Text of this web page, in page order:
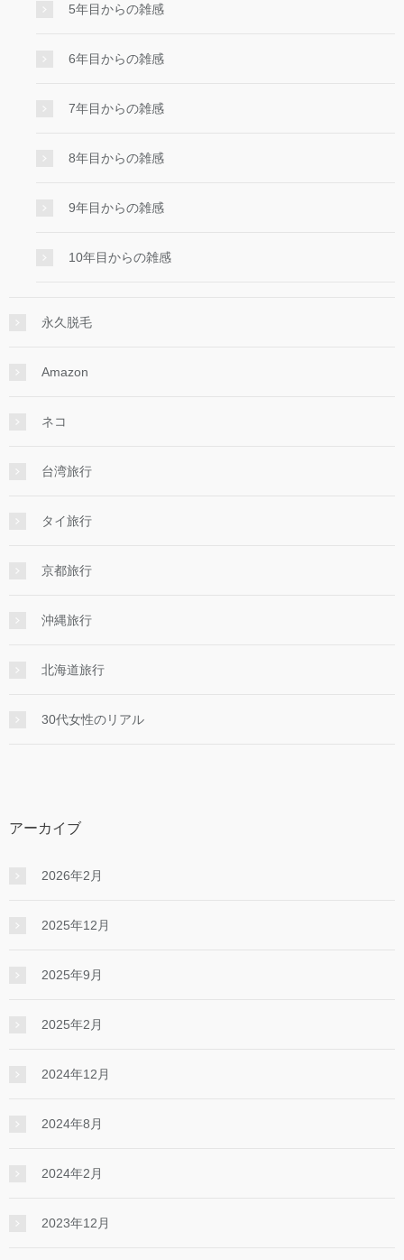
5年目からの雑感
6年目からの雑感
7年目からの雑感
8年目からの雑感
9年目からの雑感
10年目からの雑感
永久脱毛
Amazon
ネコ
台湾旅行
タイ旅行
京都旅行
沖縄旅行
北海道旅行
30代女性のリアル
アーカイブ
2026年2月
2025年12月
2025年9月
2025年2月
2024年12月
2024年8月
2024年2月
2023年12月